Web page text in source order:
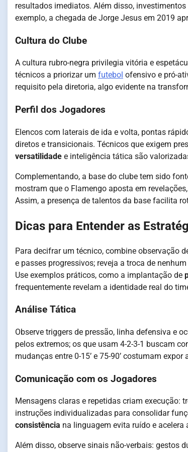
resultados imediatos. Além disso,
exemplo, a chegada de Jorge Jesus em 2019
Cultura do Clube
A cultura rubro-negra privilegia vitória e
técnicos a priorizar um futebol ofensivo e pró-
requisito pela diretoria, algo evidente na
Perfil dos Jogadores
Elencos com laterais de ida e volta, pontas
diretos e transicionais. Técnicos que exigem
versatilidade e inteligência tática são
Complementando, a base do clube tem sido
mostram que o Flamengo aposta em
Assim, a presença de talentos da base facilita
Dicas para Entender as
Para decifrar um técnico, combine observação
e passes progressivos; reveja a troca de
Use exemplos práticos, como a implantação de
frequentemente revelam a identidade real do
Análise Tática
Observe triggers de pressão, linha defensiva e
pelos extremos; os que usam 4-2-3-1 buscam
mudanças entre 0-15’ e 75-90’ costumam expor
Comunicação com os Jogadores
Mensagens claras e repetidas criam execução:
instruções individualizadas para consolidar
consistência na linguagem evita ruído e
Além disso, observe sinais não-verbais: gestos